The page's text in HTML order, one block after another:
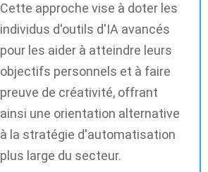
Cette approche vise à doter les
individus d'outils d'IA avancés
pour les aider à atteindre leurs
objectifs personnels et à faire
preuve de créativité, offrant
ainsi une orientation alternative
à la stratégie d'automatisation
plus large du secteur.